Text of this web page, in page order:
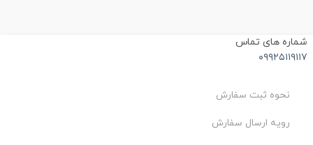
های تماس
نحوه ثبت سفارش
رویه ارسال سفارش